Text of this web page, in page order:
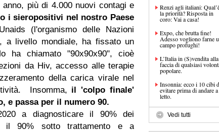
anno, più di 4.000 nuovi contagi e
i sieropositivi nel nostro Paese
(l'organismo delle Nazioni
a livello mondiale, ha fissato un
ha chiamato "90x90x90", cioè
da Hiv, accesso alle terapie
della carica virale nel
Insomma, il 'colpo finale'
e passa per il numero 90.
a diagnosticare il 90% dei
il 90% sotto trattamento e a
Renzi agli italiani:
la priorità? Risposta in
coro: Vai a casa!
Expo, che brutta fine!
Adesso vogliono farne
campo profughi!
L’Italia in (S)vendita alla
faccia di qualsiasi
popolare.
Insonnia: ecco i 10 cibi
evitare prima di andare a
letto.
Vedi tutti